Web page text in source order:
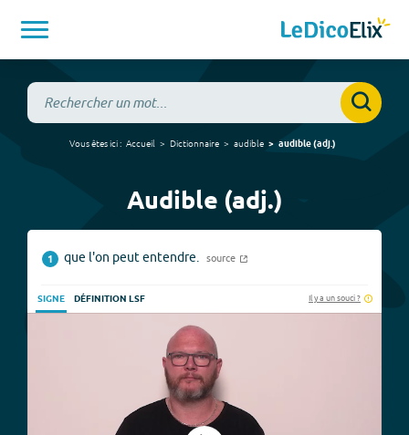
Vous êtes ici : Accueil Dictionnaire audible audible(adj.)
Audible (adj.)
1 que l'on peut entendre. source
SIGNE DÉFINITION LSF Il y a un souci ?